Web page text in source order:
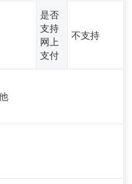
是否
支持
网上
支付
不支持